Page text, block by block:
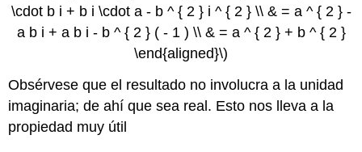
\cdot b i + b i \cdot a - b ^ { 2 } i ^ { 2 } \\ & = a ^ { 2 } -
a b i + a b i - b ^ { 2 } ( - 1 ) \\ & = a ^ { 2 } + b ^ { 2 }
\end{aligned}\)
Obsérvese que el resultado no involucra a la unidad
imaginaria; de ahí que sea real. Esto nos lleva a la
propiedad muy útil